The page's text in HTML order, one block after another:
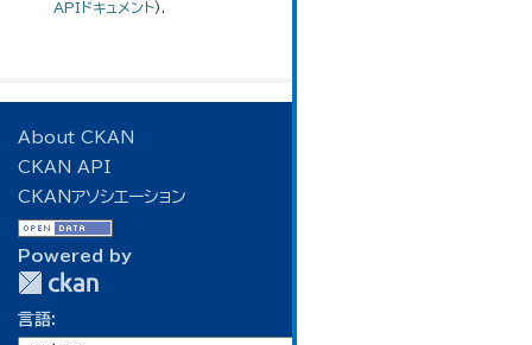
APIドキュメント).
About CKAN
CKAN API
CKANアソシエーション
Powered by
言語